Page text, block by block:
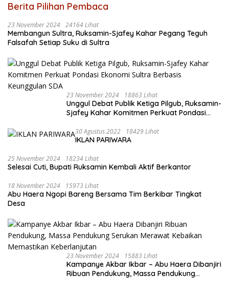
Berita Pilihan Pembaca
23 November 2024 24164 Lihat
Membangun Sultra, Ruksamin-Sjafey Kahar Pegang Teguh
Falsafah Setiap Suku di Sultra
23 November 2024 18863 Lihat
Unggul Debat Publik Ketiga Pilgub, Ruksamin-
Sjafey Kahar Komitmen Perkuat Pondasi
30 Agustus 2022 18429 Lihat
IKLAN PARIWARA
25 November 2024 18234 Lihat
Selesai Cuti, Bupati Ruksamin Kembali Aktif Berkantor
18 November 2024 15973 Lihat
Abu Haera Ngopi Bareng Bersama Tim Berkibar Tingkat
Desa
23 November 2024 15883 Lihat
Kampanye Akbar Ikbar – Abu Haera Dibanjiri
Ribuan Pendukung, Massa Pendukung